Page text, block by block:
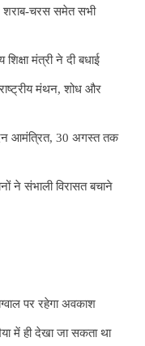
शराब-चरस समेत सभी
मंत्री ने दी बधाई
मंथन, शोध और
आमंत्रित, 30 अगस्त तक
ने संभाली विरासत बचाने
पर रहेगा अवकाश
में ही देखा जा सकता था